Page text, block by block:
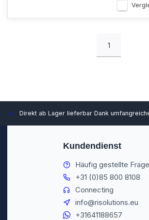
1
Direkt ab Lager lieferbar Dank
Kundendienst
Häufig gestellte
+31 (0)85 800 8108
Connecting
info@risolutions.eu
+31641188657